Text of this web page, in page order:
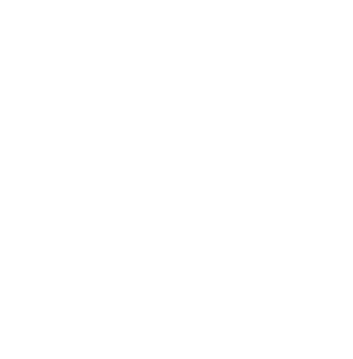
Επίσης, κοινοποιούμε
με την από μέρους σας χρήση της
και ανάλυσης.